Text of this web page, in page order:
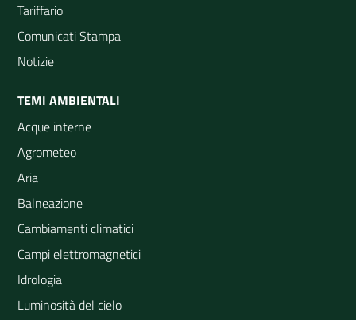
Tariffario
Comunicati Stampa
Notizie
TEMI AMBIENTALI
Acque interne
Agrometeo
Aria
Balneazione
Cambiamenti climatici
Campi elettromagnetici
Idrologia
Luminosità del cielo